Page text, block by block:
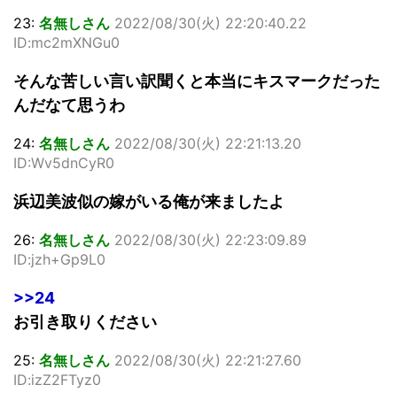
23: 名無しさん 2022/08/30(火) 22:20:40.22
ID:mc2mXNGu0
そんな苦しい言い訳聞くと本当にキスマークだった
んだなて思うわ
24: 名無しさん 2022/08/30(火) 22:21:13.20
ID:Wv5dnCyR0
浜辺美波似の嫁がいる俺が来ましたよ
26: 名無しさん 2022/08/30(火) 22:23:09.89
ID:jzh+Gp9L0
>>24
お引き取りください
25: 名無しさん 2022/08/30(火) 22:21:27.60
ID:izZ2FTyz0